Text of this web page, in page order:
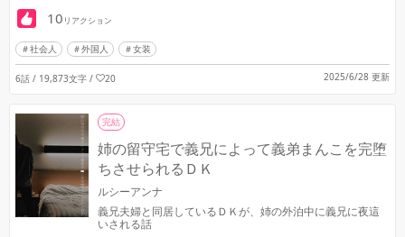
10 リアクション
社会人 外国人 女装
6話 / 19,873文字 / 20 2025/6/28 更新
完結
姉の留守宅で義兄によって義弟まんこを完堕
ちさせられるＤＫ
ルシーアンナ
義兄夫婦と同居しているＤＫが、姉の外泊中に義兄に夜這
いされる話